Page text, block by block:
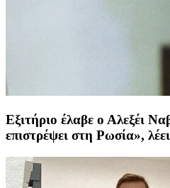
Εξιτήριο έλαβε ο Αλεξέι
επιστρέψει στη Ρωσία»,